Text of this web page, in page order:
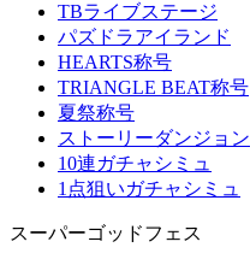
TBライブステージ
パズドラアイランド
HEARTS称号
TRIANGLE BEAT称号
夏祭称号
ストーリーダンジョン
10連ガチャシミュ
1点狙いガチャシミュ
スーパーゴッドフェス